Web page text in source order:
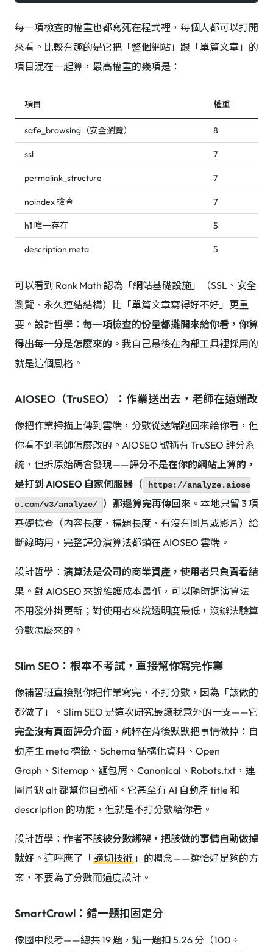
每一項檢查的權重也都寫死在程式裡，每個人都可以打開
來看。比較有趣的是它把「整個網站」跟「單篇文章」的
項目混在一起算，最高權重的幾項是：
項目 權重
safe_browsing（安全瀏覽） 8
ssl 7
permalink_structure 7
noindex 檢查 7
h1 唯一存在 5
description meta 5
可以看到 Rank Math 認為「網站基礎設施」（SSL、安全
瀏覽、永久連結結構）比「單篇文章寫得好不好」更重
要。設計哲學： 每一項檢查的份量都攤開來給你看，你算
得出每一分是怎麼來的 。我自己最後在內部工具裡採用的
就是這個風格。
AIOSEO（TruSEO）：作業送出去，老師在遠端改
像把作業掃描上傳到雲端，分數從遠端跑回來給你看，但
你看不到老師怎麼改的。AIOSEO 號稱有 TruSEO 評分系
統，但拆原始碼會發現——評分不是在你的網站上算的，
是打到 AIOSEO 自家伺服器（
https://analyze.aiose
o.com/v3/analyze/ ）那邊算完再傳回來 。本地只留 3 項
基礎檢查（內容長度、標題長度、有沒有圖片或影片）給
斷線時用，完整評分演算法都鎖在 AIOSEO 雲端。
設計哲學： 演算法是公司的商業資產，使用者只負責看結
果 。對 AIOSEO 來說維護成本最低，可以隨時調演算法
不用發外掛更新；對使用者來說透明度最低，沒辦法驗算
分數怎麼來的。
Slim SEO：根本不考試，直接幫你寫完作業
像補習班直接幫你把作業寫完，不打分數，因為「該做的
都做了」。Slim SEO 是這次研究最讓我意外的一支——它
完全沒有頁面評分介面 ，純粹在背後默默把事情做掉：自
動產生 meta 標籤、Schema 結構化資料、Open
Graph、Sitemap、麵包屑、Canonical、Robots.txt，連
圖片缺 alt 都幫你自動補。它甚至有 AI 自動產 title 和
description 的功能，但就是不打分數給你看。
設計哲學： 作者不該被分數綁架，把該做的事情自動做掉
就好 。這呼應了「適切技術」的概念——選恰好足夠的方
案，不要為了分數而過度設計。
SmartCrawl：錯一題扣固定分
像國中段考——總共 19 題，錯一題扣 5.26 分（100 ÷